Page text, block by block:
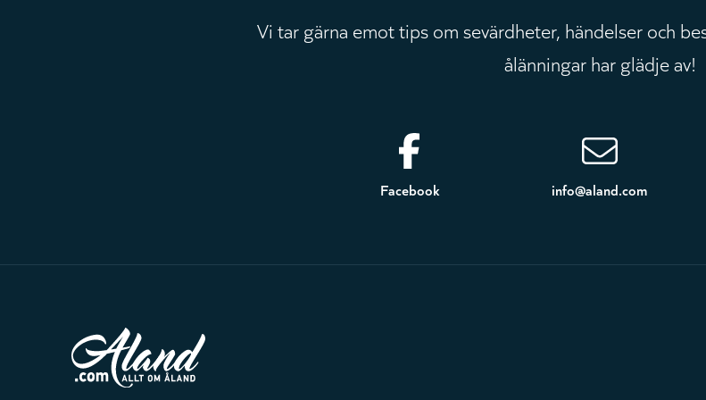
Vi tar gärna emot tips om sevärdheter, händelser och
ålänningar har glädje av!
Facebook info@aland.com